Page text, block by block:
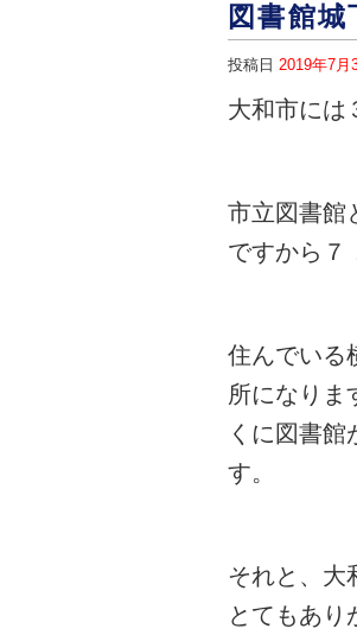
図書館
投稿日 2019年7月
大和市には
市立図書館
ですから７
住んでいる
所になりま
くに図書
す。
それと、大
とてもあり